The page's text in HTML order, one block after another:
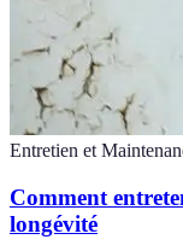
Entretien et
Comment
longévité